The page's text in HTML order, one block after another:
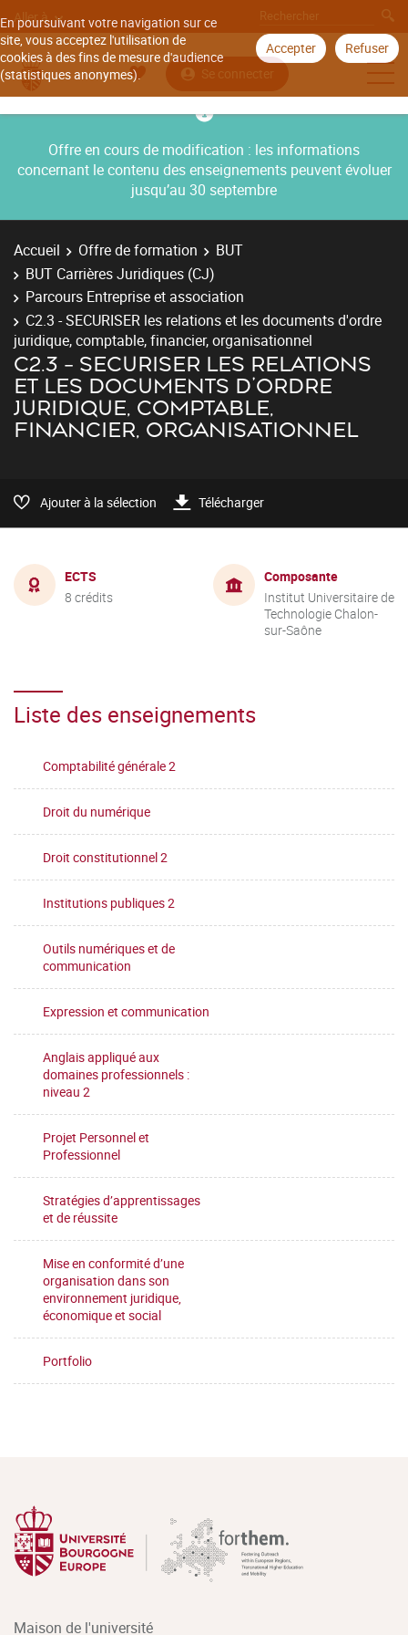
En poursuivant votre navigation sur ce
site, vous acceptez l'utilisation de
cookies à des fins de mesure d'audience
(statistiques anonymes).
Accepter Refuser
Aller à
Se connecter
Offre en cours de modification : les informations
concernant le contenu des enseignements peuvent évoluer
jusqu’au 30 septembre
Accueil Offre de formation
BUT
BUT Carrières Juridiques (CJ)
Parcours Entreprise et association
C2.3 - SECURISER les relations et les documents d'ordre
juridique, comptable, financier, organisationnel
C2.3 - SECURISER LES RELATIONS
ET LES DOCUMENTS D'ORDRE
JURIDIQUE, COMPTABLE,
FINANCIER, ORGANISATIONNEL
Ajouter à la sélection Télécharger
ECTS
8 crédits
Composante
Institut Universitaire de
Technologie Chalon-
sur-Saône
Liste des enseignements
Comptabilité générale 2
Droit du numérique
Droit constitutionnel 2
Institutions publiques 2
Outils numériques et de
communication
Expression et communication
Anglais appliqué aux
domaines professionnels :
niveau 2
Projet Personnel et
Professionnel
Stratégies d’apprentissages
et de réussite
Mise en conformité d’une
organisation dans son
environnement juridique,
économique et social
Portfolio
Maison de l'université